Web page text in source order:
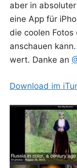
aber in
eine App für
die coo­len
anschau­en
wert. Dan­ke an
Down­load im